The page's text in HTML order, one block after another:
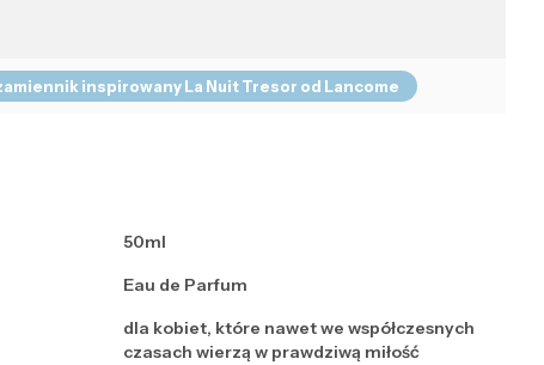
inspirowany La Nuit Tresor od Lancome
50ml
Eau de Parfum
dla kobiet, które nawet we współczesnych
czasach wierzą w prawdziwą miłość